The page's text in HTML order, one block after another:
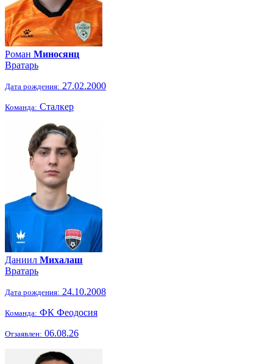
Роман Миносянц
Вратарь
Дата рождения: 27.02.2000
Команда: Сталкер
Даниил Михалаш
Вратарь
Дата рождения: 24.10.2008
Команда: ФК Феодосия
Отзаявлен: 06.08.26